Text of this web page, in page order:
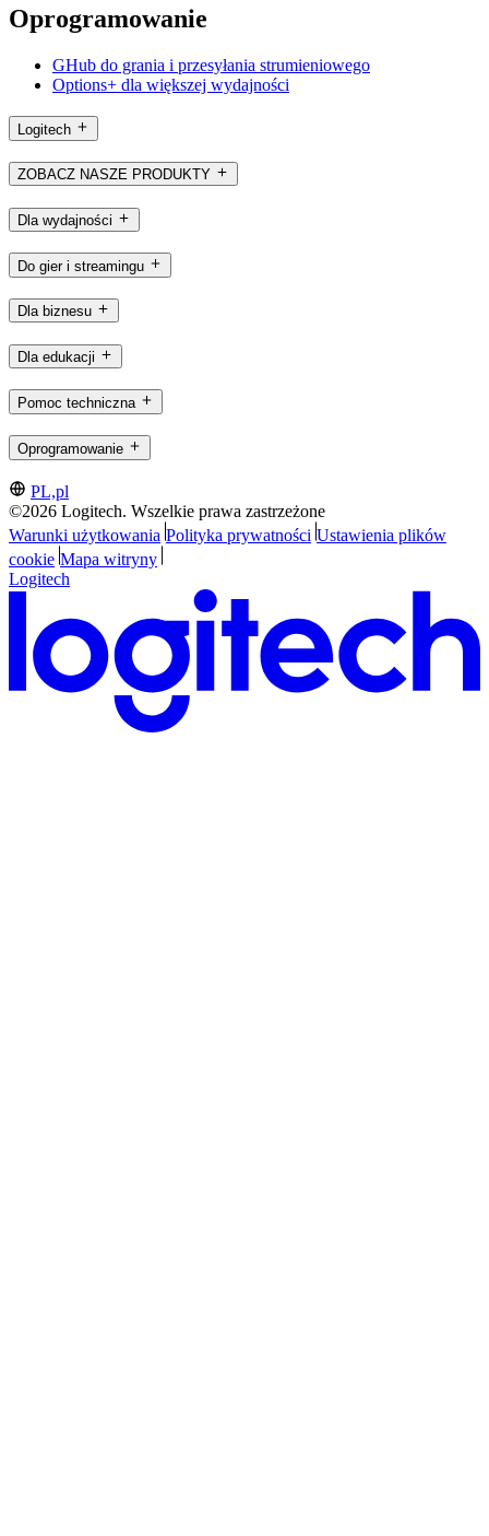
Oprogramowanie
GHub do grania i przesyłania strumieniowego
Options+ dla większej wydajności
Logitech
ZOBACZ NASZE PRODUKTY
Dla wydajności
Do gier i streamingu
Dla biznesu
Dla edukacji
Pomoc techniczna
Oprogramowanie
PL,pl
©2026 Logitech. Wszelkie prawa zastrzeżone
Warunki użytkowania Polityka prywatności Ustawienia plików
cookie Mapa witryny
Logitech